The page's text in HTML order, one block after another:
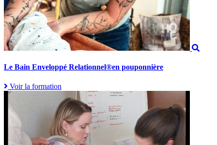
Le Bain Enveloppé Relationnel®en pouponnière
Voir la formation